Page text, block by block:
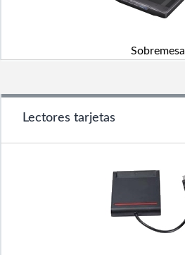
Sobremesa
Lectores tarjetas